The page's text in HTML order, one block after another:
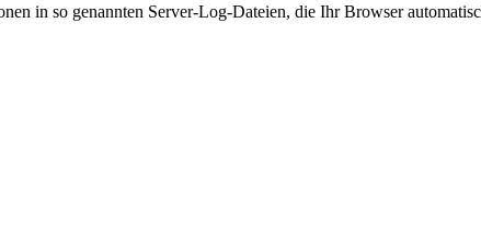
in so genannten Server-Log-Dateien, die Ihr Browser